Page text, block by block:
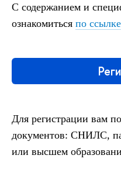
С содержанием и
ознакомиться по ссылке
Для регистрации вам
документов: СНИЛС,
или высшем